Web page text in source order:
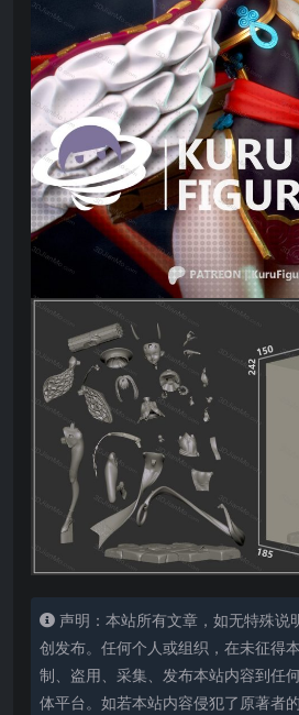
声明：本站所有文章，如无特殊说
创发布。任何个人或组织，在未征得
制、盗用、采集、发布本站内容到任
体平台。如若本站内容侵犯了原著者